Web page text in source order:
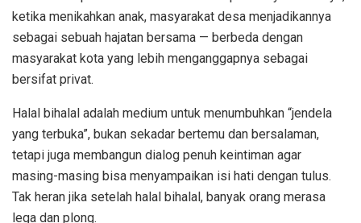
ketika menikahkan anak, masyarakat desa menjadikannya
sebagai sebuah hajatan bersama — berbeda dengan
masyarakat kota yang lebih menganggapnya sebagai
bersifat privat.
Halal bihalal adalah medium untuk menumbuhkan “jendela
yang terbuka”, bukan sekadar bertemu dan bersalaman,
tetapi juga membangun dialog penuh keintiman agar
masing-masing bisa menyampaikan isi hati dengan tulus.
Tak heran jika setelah halal bihalal, banyak orang merasa
lega dan plong.